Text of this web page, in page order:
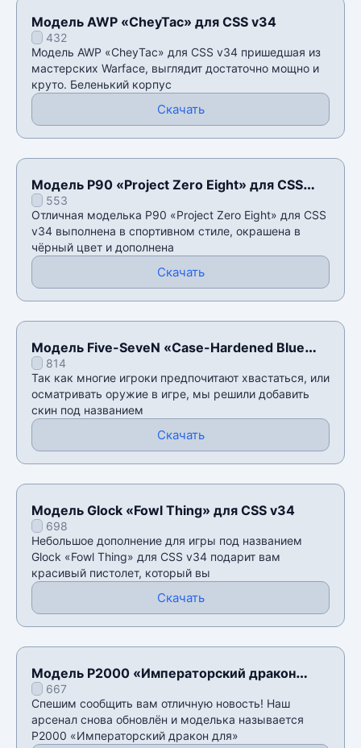
Модель AWP «CheyTac» для CSS v34
432
Модель AWP «CheyTac» для CSS v34 пришедшая из
мастерских Warface, выглядит достаточно мощно и
круто. Беленький корпус
Скачать
Модель P90 «Project Zero Eight» для CSS
v34553
Отличная моделька P90 «Project Zero Eight» для CSS
v34 выполнена в спортивном стиле, окрашена в
чëрный цвет и дополнена
Скачать
Модель Five-SeveN «Case-Hardened Blue
Gem» для CSS v34
814
Так как многие игроки предпочитают хвастаться, или
осматривать оружие в игре, мы решили добавить
скин под названием
Скачать
Модель Glock «Fowl Thing» для CSS v34
698
Небольшое дополнение для игры под названием
Glock «Fowl Thing» для CSS v34 подарит вам
красивый пистолет, который вы
Скачать
Модель P2000 «Императорский дракон
для» для CSS v34
667
Спешим сообщить вам отличную новость! Наш
арсенал снова обновлён и моделька называется
P2000 «Императорский дракон для»